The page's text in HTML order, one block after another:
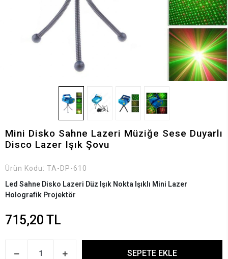
Mini Disko Sahne Lazeri Müziğe Sese Duyarlı
Disco Lazer Işık Şovu
Ürün Kodu: TA-DP-610
Led Sahne Disko Lazeri Düz Işık Nokta Işıklı Mini Lazer
Holografik Projektör
715,20 TL
SEPETE EKLE